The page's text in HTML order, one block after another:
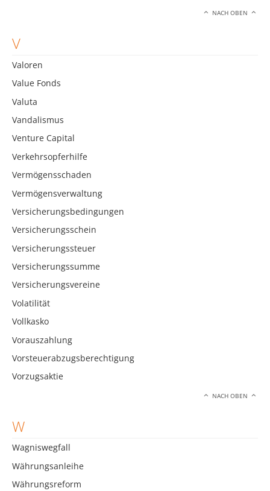
NACH OBEN
V
Valoren
Value Fonds
Valuta
Vandalismus
Venture Capital
Verkehrsopferhilfe
Vermögensschaden
Vermögensverwaltung
Versicherungsbedingungen
Versicherungsschein
Versicherungssteuer
Versicherungssumme
Versicherungsvereine
Volatilität
Vollkasko
Vorauszahlung
Vorsteuerabzugsberechtigung
Vorzugsaktie
NACH OBEN
W
Wagniswegfall
Währungsanleihe
Währungsreform